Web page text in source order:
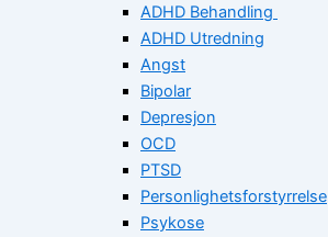
ADHD Behandling
ADHD Utredning
Angst
Bipolar
Depresjon
OCD
PTSD
Personlighetsforstyrrelse
Psykose